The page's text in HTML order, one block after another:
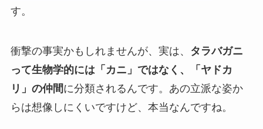
す。
衝撃の事実かもしれませんが、実は、
タラバガニ
って生物学的には「カニ」ではなく、「ヤドカ
リ」の仲間に分類されるんです。あの立派な姿か
らは想像しにくいですけど、本当なんですね。